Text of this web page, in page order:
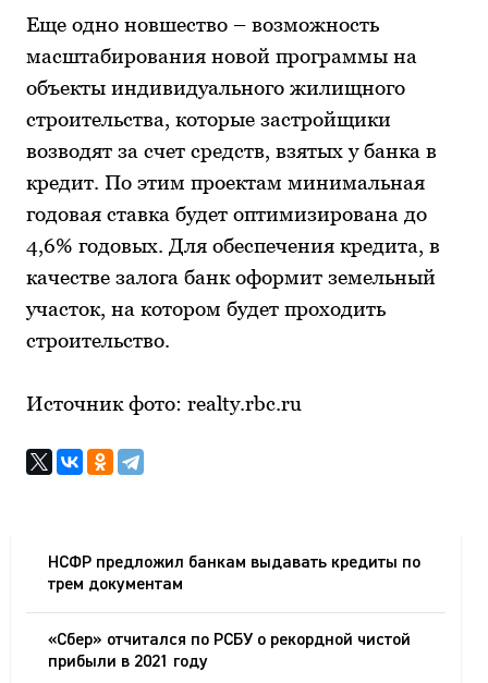
Еще одно новшество – возможность
масштабирования новой программы на
объекты индивидуального жилищного
строительства, которые застройщики
возводят за счет средств, взятых у банка в
кредит. По этим проектам минимальная
годовая ставка будет оптимизирована до
4,6% годовых. Для обеспечения кредита, в
качестве залога банк оформит земельный
участок, на котором будет проходить
строительство.
Источник фото: realty.rbc.ru
НСФР предложил банкам выдавать кредиты по
трем документам
«Сбер» отчитался по РСБУ о рекордной чистой
прибыли в 2021 году